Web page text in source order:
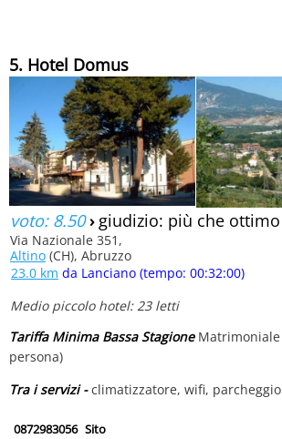
5. Hotel Domus
voto: 8.50› giudizio: più che ottimo
Via Nazionale 351,
Altino (CH), Abruzzo
23.0 km da Lanciano (tempo: 00:32:00)
Medio piccolo hotel: 23 letti
Tariffa Minima Bassa StagioneMatrimoniale
persona)
Tra i servizi -climatizzatore, wifi, parcheggio
0872983056 Sito